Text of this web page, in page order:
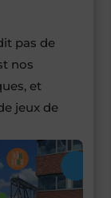
pas de
nos
et
jeux de